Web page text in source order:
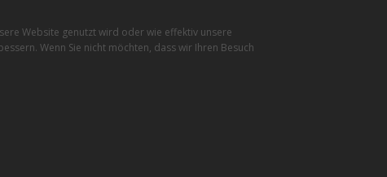
Website genutzt wird oder wie effektiv unsere
Wenn Sie nicht möchten, dass wir Ihren Besuch